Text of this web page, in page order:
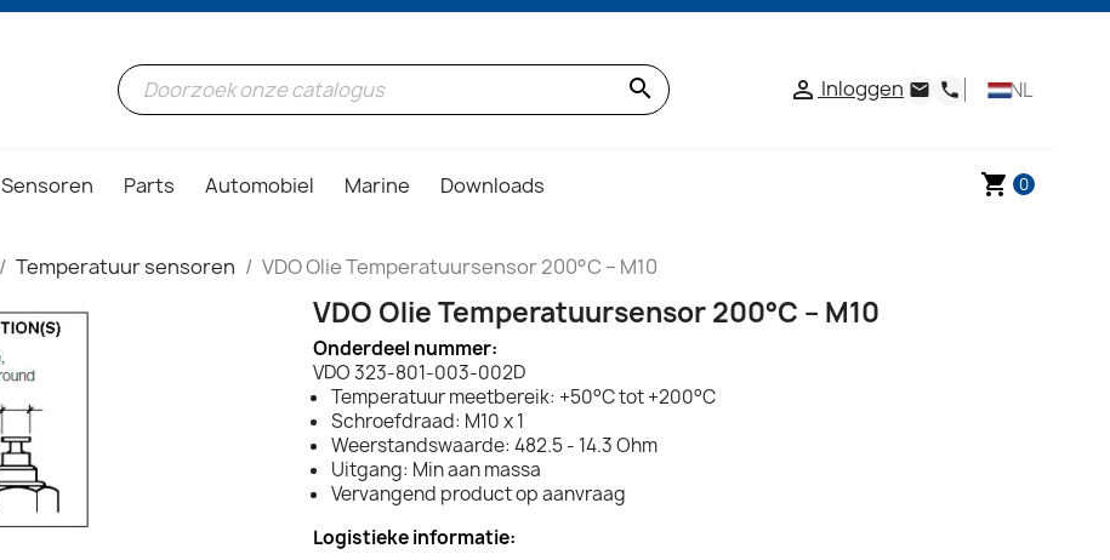
search  Inloggen email phone NL
Sensoren Parts Automobiel Marine Downloads shopping_cart 0
Temperatuur sensoren VDO Olie Temperatuursensor 200°C – M10
VDO Olie Temperatuursensor 200°C – M10
Onderdeel nummer:
VDO 323-801-003-002D
Temperatuur meetbereik: +50°C tot +200°C
Schroefdraad: M10 x 1
Weerstandswaarde: 482.5 - 14.3 Ohm
Uitgang: Min aan massa
Vervangend product op aanvraag
Logistieke informatie: